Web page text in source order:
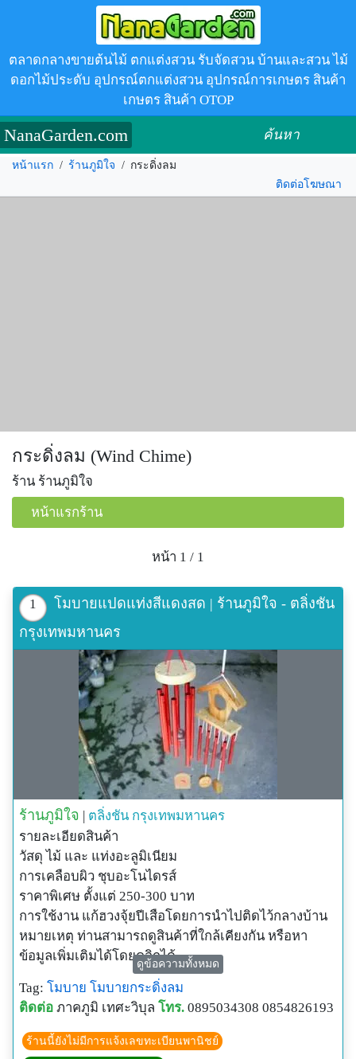
ตลาดกลางขายต้นไม้ ตกแต่งสวน รับจัดสวน บ้านและสวน ไม้
ดอกไม้ประดับ อุปกรณ์ตกแต่งสวน อุปกรณ์การเกษตร สินค้า
เกษตร สินค้า OTOP
NanaGarden.com ค้นหา
หน้าแรก / ร้านภูมิใจ / กระดิ่งลม
ติดต่อโฆษณา
กระดิ่งลม (Wind Chime)
ร้าน ร้านภูมิใจ
หน้าแรกร้าน
หน้า 1 / 1
1
โมบายแปดแท่งสีแดงสด | ร้านภูมิใจ - ตลิ่งชัน
กรุงเทพมหานคร
ร้านภูมิใจ | ตลิ่งชัน กรุงเทพมหานคร
รายละเอียดสินค้า
วัสดุ ไม้ และ แท่งอะลูมิเนียม
การเคลือบผิว ชุบอะโนไดรส์
ราคาพิเศษ ตั้งแต่ 250-300 บาท
การใช้งาน แก้ฮวงจุ้ยปีเสือโดยการนำไปติดไว้กลางบ้าน
หมายเหตุ ท่านสามารถดูสินค้าที่ใกล้เคียงกัน หรือหา
ข้อมูลเพิ่มเติมได้โดยคลิกได้
ที่นี่ www.pjgardens.com หรือ copy ไปวางที่ URL
ดูข้อความทั้งหมด
Tag: โมบาย โมบายกระดิ่งลม
ติดต่อ ภาคภูมิ เทศะวิบุล โทร. 0895034308 0854826193
ร้านนี้ยังไม่มีการแจ้งเลขทะเบียนพานิชย์